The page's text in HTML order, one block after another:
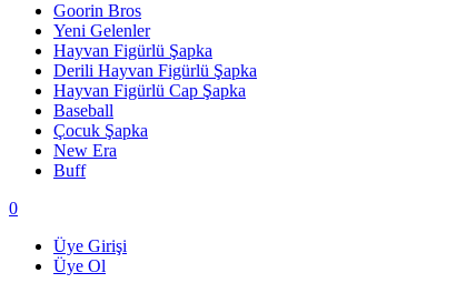
Goorin Bros
Yeni Gelenler
Hayvan Figürlü Şapka
Derili Hayvan Figürlü Şapka
Hayvan Figürlü Cap Şapka
Baseball
Çocuk Şapka
New Era
Buff
0
Üye Girişi
Üye Ol